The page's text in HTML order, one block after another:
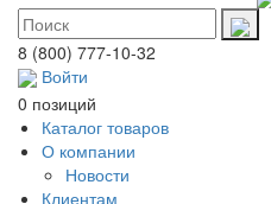
8 (800) 777-10-32
Войти
0 позиций
Каталог товаров
О компании
Новости
Клиентам